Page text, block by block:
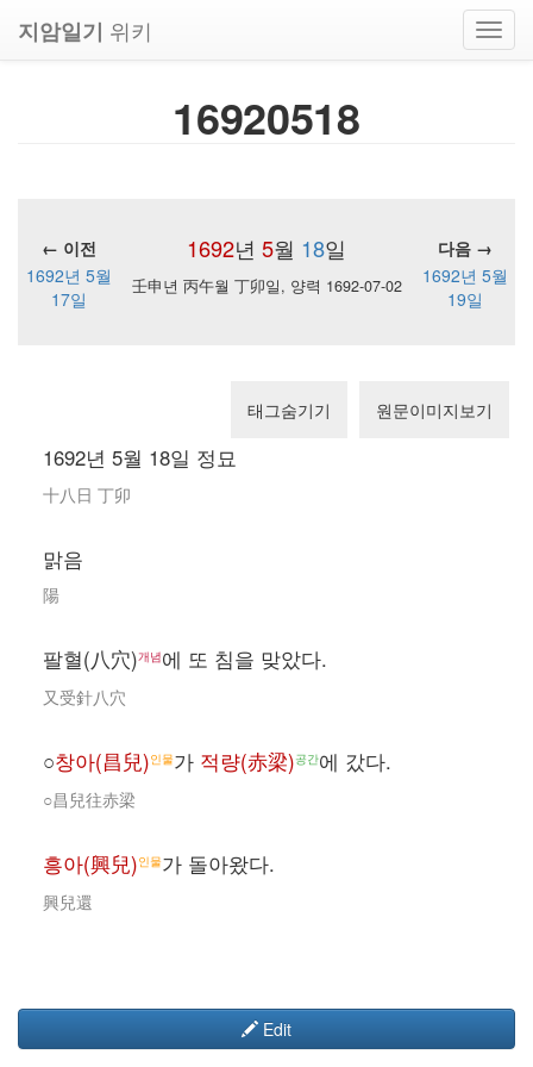
지암일기 위키
16920518
1692년 5월 18일
← 이전
다음 →
1692년 5월
17일
壬申년 丙午월 丁卯일, 양력 1692-07-02
1692년 5월
19일
태그숨기기 원문이미지보기
1692년 5월 18일 정묘
十八日 丁卯
맑음
陽
팔혈(八穴)개념에 또 침을 맞았다.
又受針八穴
○창아(昌兒)인물가 적량(赤梁)공간에 갔다.
○昌兒往赤梁
흥아(興兒)인물가 돌아왔다.
興兒還
Edit